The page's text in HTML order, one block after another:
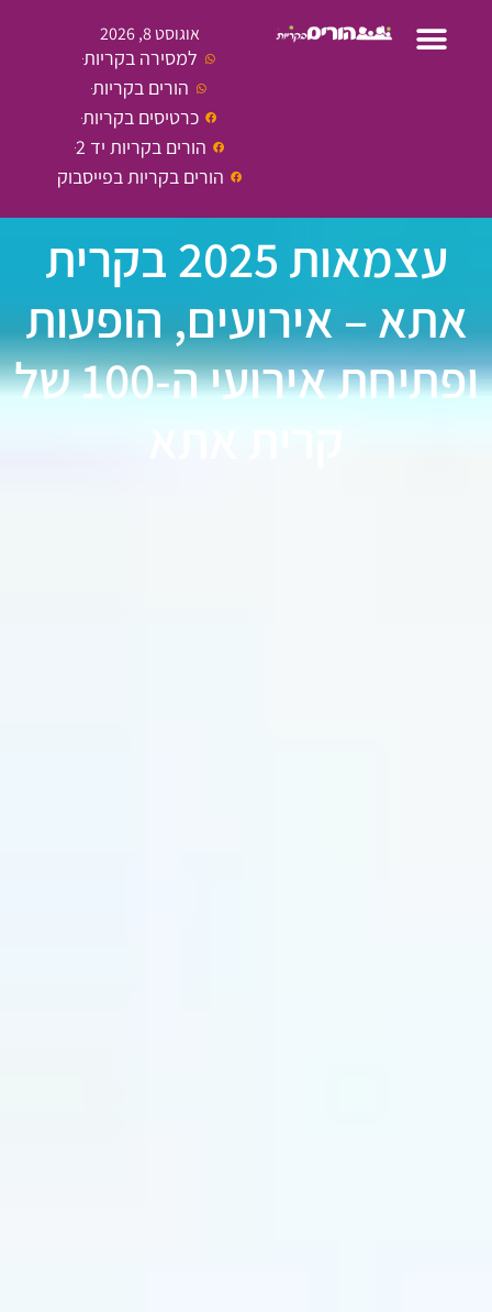
אוגוסט 8, 2026
למסירה בקריות
הורים בקריות
כרטיסים בקריות
הורים בקריות יד 2
הורים בקריות בפייסבוק
עצמאות 2025 בקרית
אתא – אירועים, הופעות
ופתיחת אירועי ה-100 של
קרית אתא